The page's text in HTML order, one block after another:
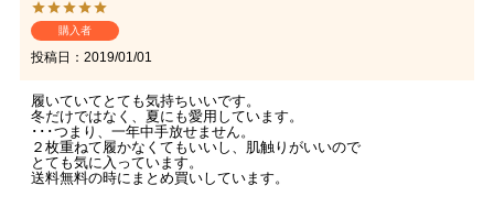
購入者
投稿日 2019/01/01
履いていてとても気持ちいいです。
冬だけではなく、夏にも愛用しています。
･･･つまり、一年中手放せません。
２枚重ねて履かなくてもいいし、肌触りがいいので
とても気に入っています。
送料無料の時にまとめ買いしています。